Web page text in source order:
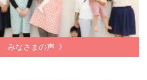
みなさまの声